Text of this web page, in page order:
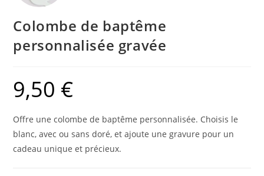
Colombe de baptême
personnalisée gravée
9,50 €
Offre une colombe de baptême personnalisée. Choisis le
blanc, avec ou sans doré, et ajoute une gravure pour un
cadeau unique et précieux.